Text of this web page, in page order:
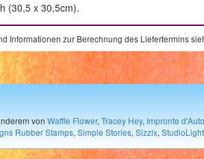
(30,5 x 30,5cm).
Informationen zur Berechnung des Liefertermins
von Waffle Flower, Tracey Hey, Impronte
Rubber Stamps, Simple Stories, Sizzix, StudioLight